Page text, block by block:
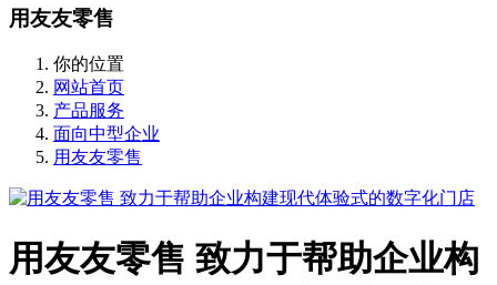
用友友零售
你的位置
网站首页
产品服务
面向中型企业
用友友零售
用友友零售 致力于帮助企业构